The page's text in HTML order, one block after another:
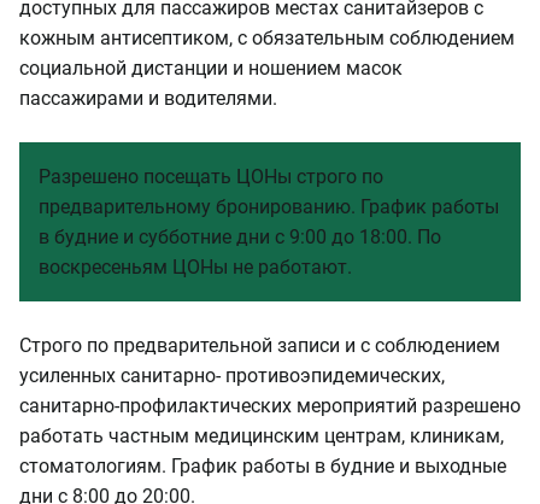
доступных для пассажиров местах санитайзеров с
кожным антисептиком, с обязательным соблюдением
социальной дистанции и ношением масок
пассажирами и водителями.
Разрешено посещать ЦОНы строго по
предварительному бронированию. График работы
в будние и субботние дни с 9:00 до 18:00. По
воскресеньям ЦОНы не работают.
Строго по предварительной записи и с соблюдением
усиленных санитарно- противоэпидемических,
санитарно-профилактических мероприятий разрешено
работать частным медицинским центрам, клиникам,
стоматологиям. График работы в будние и выходные
дни с 8:00 до 20:00.